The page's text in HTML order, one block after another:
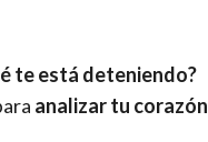
te está deteniendo?
analizar tu corazón